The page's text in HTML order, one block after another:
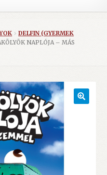
DELFIN (GYERMEK
NAPLÓJA – MÁS